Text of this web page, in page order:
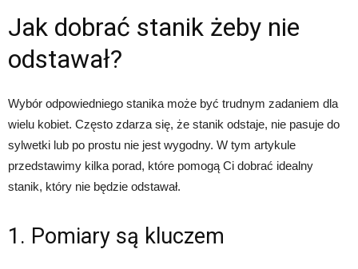
Jak dobrać stanik żeby nie
odstawał?
Wybór odpowiedniego stanika może być trudnym zadaniem dla
wielu kobiet. Często zdarza się, że stanik odstaje, nie pasuje do
sylwetki lub po prostu nie jest wygodny. W tym artykule
przedstawimy kilka porad, które pomogą Ci dobrać idealny
stanik, który nie będzie odstawał.
1. Pomiary są kluczem